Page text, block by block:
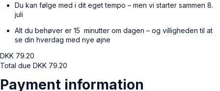
Du kan følge med i dit eget tempo – men vi starter sammen 8.
juli
Alt du behøver er 15 minutter om dagen – og villigheden til at
se din hverdag med nye øjne
DKK 79.20
Total due DKK 79.20
Payment information